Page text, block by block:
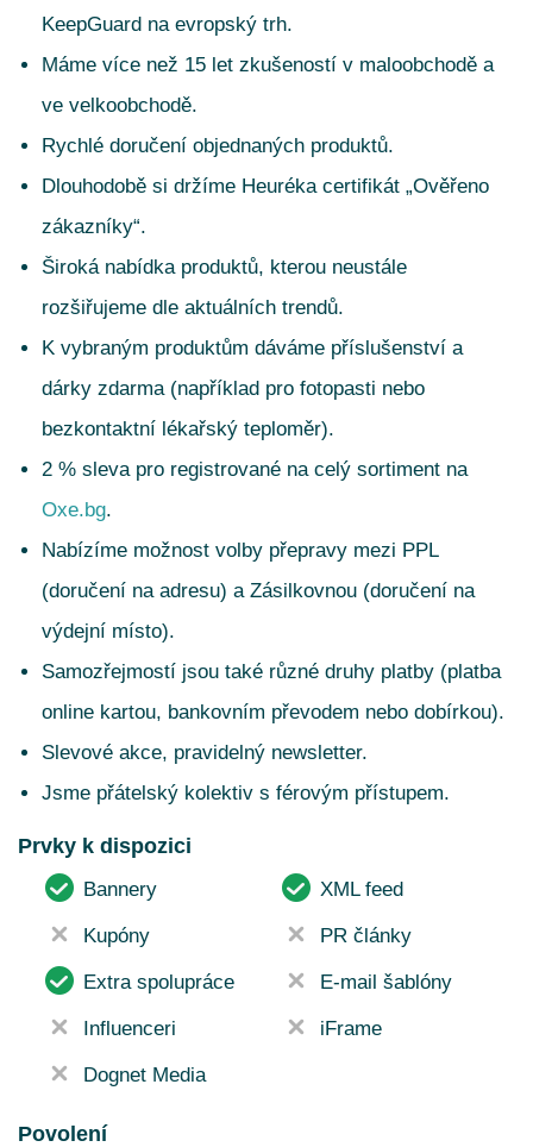
KeepGuard na evropský trh.
Máme více než 15 let zkušeností v maloobchodě a
ve velkoobchodě.
Rychlé doručení objednaných produktů.
Dlouhodobě si držíme Heuréka certifikát „Ověřeno
zákazníky“.
Široká nabídka produktů, kterou neustále
rozšiřujeme dle aktuálních trendů.
K vybraným produktům dáváme příslušenství a
dárky zdarma (například pro fotopasti nebo
bezkontaktní lékařský teploměr).
2 % sleva pro registrované na celý sortiment na
Oxe.bg.
Nabízíme možnost volby přepravy mezi PPL
(doručení na adresu) a Zásilkovnou (doručení na
výdejní místo).
Samozřejmostí jsou také různé druhy platby (platba
online kartou, bankovním převodem nebo dobírkou).
Slevové akce, pravidelný newsletter.
Jsme přátelský kolektiv s férovým přístupem.
Prvky k dispozici
Bannery XML feed
Kupóny PR články
Extra spolupráce E-mail šablóny
Influenceri iFrame
Dognet Media
Povolení